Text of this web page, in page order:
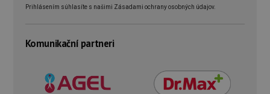
Prihlásením súhlasíte s našimi Zásadami ochrany osobných údajov.
Komunikační partneri